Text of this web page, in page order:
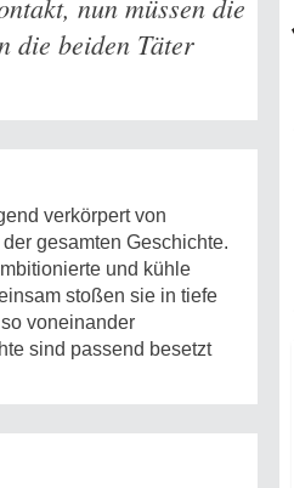
nun müssen die
die beiden Täter
verkörpert von
gesamten Geschichte.
und kühle
stoßen sie in tiefe
voneinander
sind passend besetzt